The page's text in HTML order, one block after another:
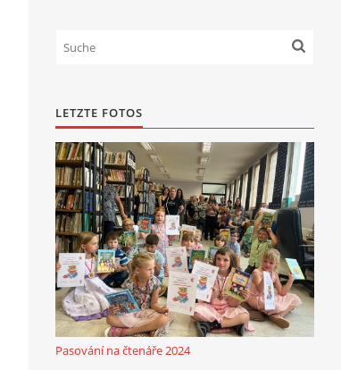
LETZTE FOTOS
Pasování na čtenáře 2024